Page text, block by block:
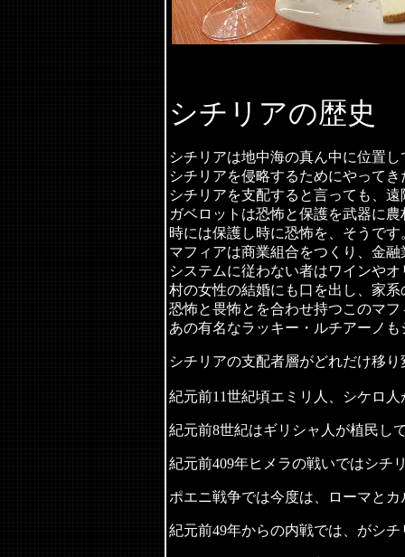
シチリアの歴史
シチリアは地中海の真ん中に位置
シチリアを侵略するためにやって
シチリアを支配すると言っても、
ガベロットは恐怖と保護を武器に
時には保護し時に恐怖を、そうで
マフィアは商業組合をつくり、金
システムに従わない者はワインや
村の女性の結婚にも口を出し、家
恐怖と畏怖とを合わせ持つこのマ
あの有名なラッキー・ルチアーノ
シチリアの支配者層がどれだけ移
紀元前11世紀頃エミリ人、シケロ
紀元前8世紀はギリシャ人が植民し
紀元前409年ヒメラの戦いではシチ
ポエニ戦争では今度は、ローマと
紀元前49年からの内戦では、がシ